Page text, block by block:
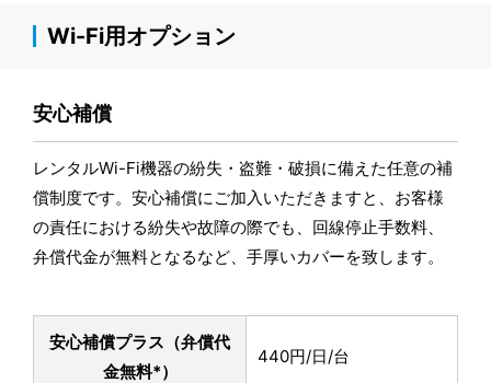
Wi-Fi用オプション
安心補償
レンタルWi-Fi機器の紛失・盗難・破損に備えた任意の補
償制度です。安心補償にご加入いただきますと、お客様
の責任における紛失や故障の際でも、回線停止手数料、
弁償代金が無料となるなど、手厚いカバーを致します。
安心補償プラス （弁償代
金無料*）
440円/日/台